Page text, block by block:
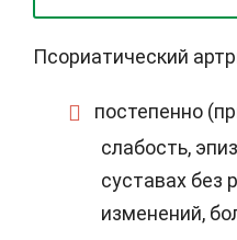
Псориатический
постепенно
слабость,
суставах без
изменений,